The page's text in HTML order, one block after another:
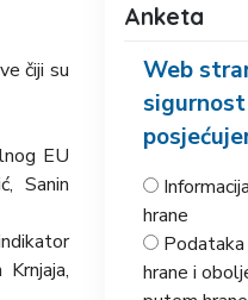
čiji su
EU
Sanin
Anketa
Web
sigurnost
hrane
hrane i